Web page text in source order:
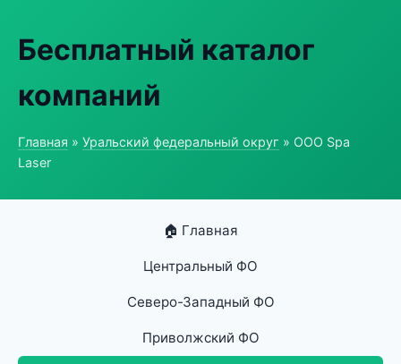
Бесплатный каталог
компаний
Главная » Уральский федеральный округ » ООО Spa
Laser
🏠 Главная
Центральный ФО
Северо-Западный ФО
Приволжский ФО